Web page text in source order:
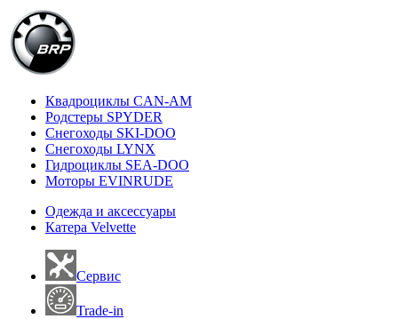
Квадроциклы CAN-AM
Родстеры SPYDER
Снегоходы SKI-DOO
Снегоходы LYNX
Гидроциклы SEA-DOO
Моторы EVINRUDE
Одежда и аксессуары
Катера Velvette
Сервис
Trade-in